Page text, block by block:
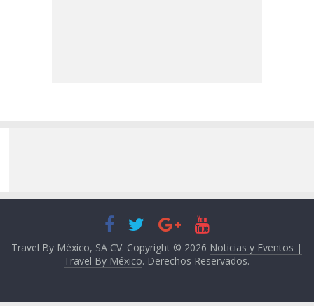
Travel By México, SA CV. Copyright © 2026 Noticias y Eventos |
Travel By México. Derechos Reservados.